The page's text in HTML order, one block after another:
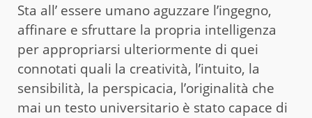
Sta all’ essere umano aguzzare l’ingegno,
affinare e sfruttare la propria intelligenza
per appropriarsi ulteriormente di quei
connotati quali la creatività, l’intuito, la
sensibilità, la perspicacia, l’originalità che
mai un testo universitario è stato capace di